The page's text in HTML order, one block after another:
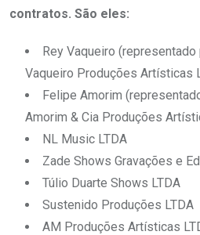
contratos. São eles:
Rey Vaqueiro
Vaqueiro Produções Artísticas
Felipe Amorim
Amorim & Cia Produções
NL Music LTDA
Zade Shows Gravações e
Túlio Duarte Shows LTDA
Sustenido Produções LTDA
AM Produções Artísticas